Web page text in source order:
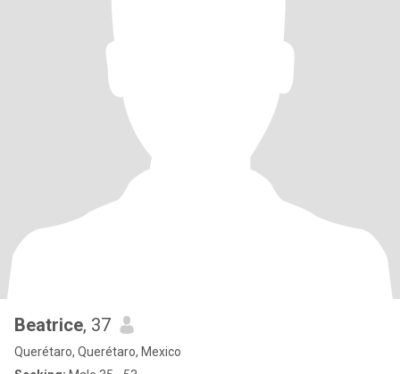
Beatrice, 37
Querétaro, Querétaro, Mexico